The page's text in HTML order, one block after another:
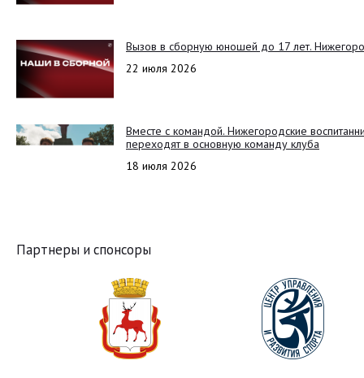
Вызов в сборную юношей до 17 лет.
22 июля 2026
Вместе с командой. Нижегородские
переходят в основную команду клуба
18 июля 2026
Партнеры и спонсоры